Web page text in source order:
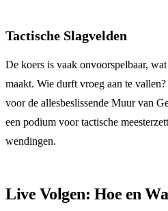
Tactische Slagvelden
De koers is vaak onvoorspelbaar,
maakt. Wie durft vroeg aan te
voor de allesbeslissende Muur van
een podium voor tactische
wendingen.
Live Volgen: Hoe en